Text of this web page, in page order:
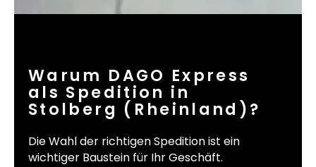
Warum DAGO Express
als Spedition in
Stolberg (Rheinland)?
Die Wahl der richtigen Spedition ist ein
wichtiger Baustein für Ihr Geschäft.